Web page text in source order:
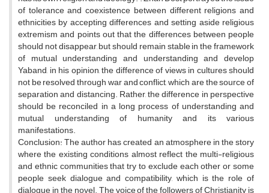
of tolerance and coexistence between different religions and
ethnicities by accepting differences and setting aside religious
extremism and points out that the differences between people
should not disappear, but should remain stable in the framework
of mutual understanding and understanding and develop
Yaband, in his opinion, the difference of views in cultures should
not be resolved through war and conflict, which are the source of
separation and distancing. Rather, the difference in perspective
should be reconciled in a long process of understanding and
mutual understanding of humanity and its various
manifestations.
Conclusion: The author has created an atmosphere in the story
where the existing conditions almost reflect the multi-religious
and ethnic communities that try to exclude each other or some
people seek dialogue and compatibility, which is the role of